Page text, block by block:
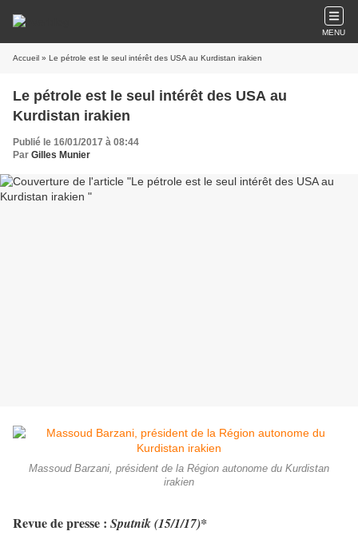
MENU
Accueil » Le pétrole est le seul intérêt des USA au Kurdistan irakien
Le pétrole est le seul intérêt des USA au
Kurdistan irakien
Publié le 16/01/2017 à 08:44
Par Gilles Munier
Massoud Barzani, président de la Région autonome du Kurdistan
irakien
Revue de presse : Sputnik (15/1/17)*